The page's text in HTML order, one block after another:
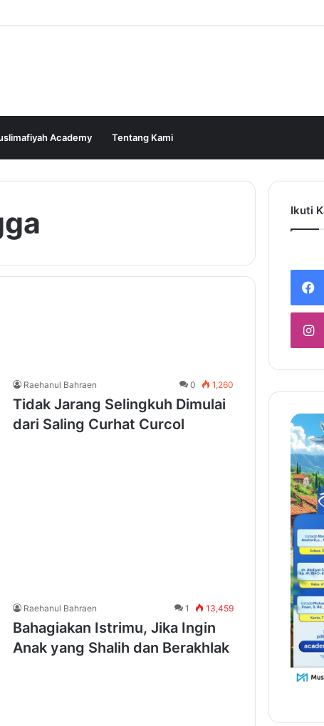
Academy Tentang Kami
Raehanul Bahraen 0 1,260
Tidak Jarang Selingkuh Dimulai
dari Saling Curhat Curcol
Raehanul Bahraen 1 13,459
Bahagiakan Istrimu, Jika Ingin
Anak yang Shalih dan Berakhlak
Ikuti